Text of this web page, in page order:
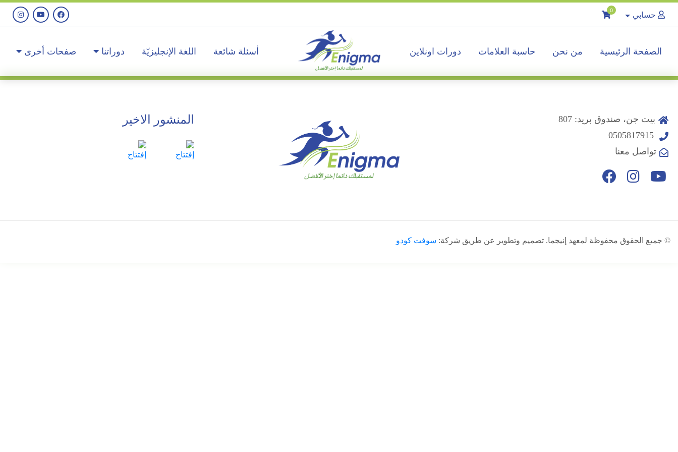
حسابي 0
أسئلة شائعة اللغة الإنجليزيّة دوراتنا صفحات أخرى الصفحة الرئيسية من نحن حاسبة العلامات دورات اونلاين
بيت جن، صندوق بريد: 807
تواصل معنا
المنشور الاخير
© جميع الحقوق محفوظة لمعهد إنيجما. تصميم وتطوير عن طريق شركة: سوفت كودو